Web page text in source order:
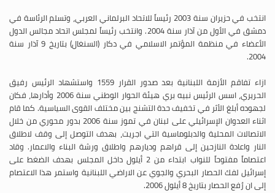
انتخب في حزيران سنة 2003 رئيساً للاتحاد البرلماني العربي، وتسلم الرئاسة في
دمشق في الأول من آذار سنة 2004. وانتخب رئيساً لمجلس اتحاد مجالس الدول
الأعضاء في منظمة المؤتمر الاسلامي في دكار (السنغال) بتاريخ 9 آذار سنة
2004.
ازاء تفاقم الأزمة اللبنانية بعد صدور القرار 1559 واستشهاد الرئيس رفيق
الحريري، اسس الرئيس نبيه بري هيئة الحوار الوطني سنة 2006 وأدارها، فكان
لجهوده أبلغ الأثر في تخفيف حدة التشنج بين مختلف القوى السياسية. كما قام
اثناء العدوان الإسرائيلي على لبنان في تموز سنة 2006 بدور محوري من خلال
الاتصالات المحلية والدبلوماسية التي اجريت، بهدف التوصل إلى وقف لاطلاق
النار واعادة النازحين إلى قراهم وديارهم واطلاق ورشة البناء والاعمار. وقاد
اعتصاماً مفتوحاً للنواب ابتداء من 2 أيلول داخل المجلس بهدف الضغط على
إسرائيل لفك الحصار البحري والجوي عن الاراضي اللبنانية واستمر هذا الاعتصام
إلى ان رُفع الحصار بتاريخ 8 أيلول 2006.